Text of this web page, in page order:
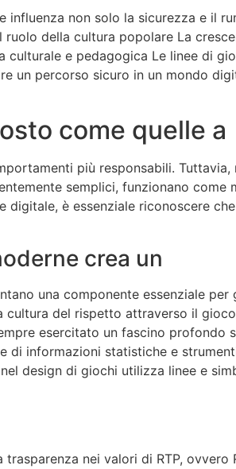
non solo la sicurezza e il
della cultura popolare La
culturale e pedagogica Le linee di
un percorso sicuro in un mondo
come quelle a
più responsabili.
semplici, funzionano
è essenziale riconoscere
crea un
una componente essenziale
cultura del rispetto attraverso il
esercitato un fascino profondo
informazioni statistiche e
design di giochi utilizza linee e
nei valori di RTP, ovvero